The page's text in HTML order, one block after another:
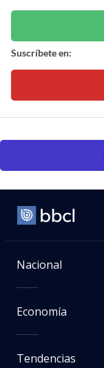
Suscríbete en:
Nacional
Economía
Tendencias